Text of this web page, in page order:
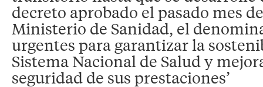
decreto aprobado el pasado mes
Ministerio de Sanidad, el
urgentes para garantizar la
Sistema Nacional de Salud y
seguridad de sus prestaciones’